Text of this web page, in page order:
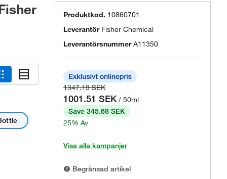
Produktkod. 10860701
Leverantör Fisher Chemical
Leverantörsnummer A11350
1347.19 SEK
1001.51 SEK / 50ml
Save 345.68 SEK
25% Av
Visa alla kampanjer
Begränsad artikel